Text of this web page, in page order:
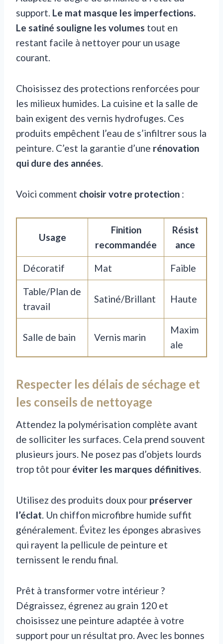
support. Le mat masque les imperfections.
Le satiné souligne les volumes tout en
restant facile à nettoyer pour un usage
courant.
Choisissez des protections renforcées pour
les milieux humides. La cuisine et la salle de
bain exigent des vernis hydrofuges. Ces
produits empêchent l’eau de s’infiltrer sous la
peinture. C’est la garantie d’une rénovation
qui dure des années.
Voici comment choisir votre protection :
Usage
Finition
recommandée
Résist
ance
Décoratif Mat Faible
Table/Plan de
travail
Satiné/Brillant Haute
Salle de bain Vernis marin
Maxim
ale
Respecter les délais de séchage et
les conseils de nettoyage
Attendez la polymérisation complète avant
de solliciter les surfaces. Cela prend souvent
plusieurs jours. Ne posez pas d’objets lourds
trop tôt pour éviter les marques définitives.
Utilisez des produits doux pour préserver
l’éclat. Un chiffon microfibre humide suffit
généralement. Évitez les éponges abrasives
qui rayent la pellicule de peinture et
ternissent le rendu final.
Prêt à transformer votre intérieur ?
Dégraissez, égrenez au grain 120 et
choisissez une peinture adaptée à votre
support pour un résultat pro. Avec les bonnes